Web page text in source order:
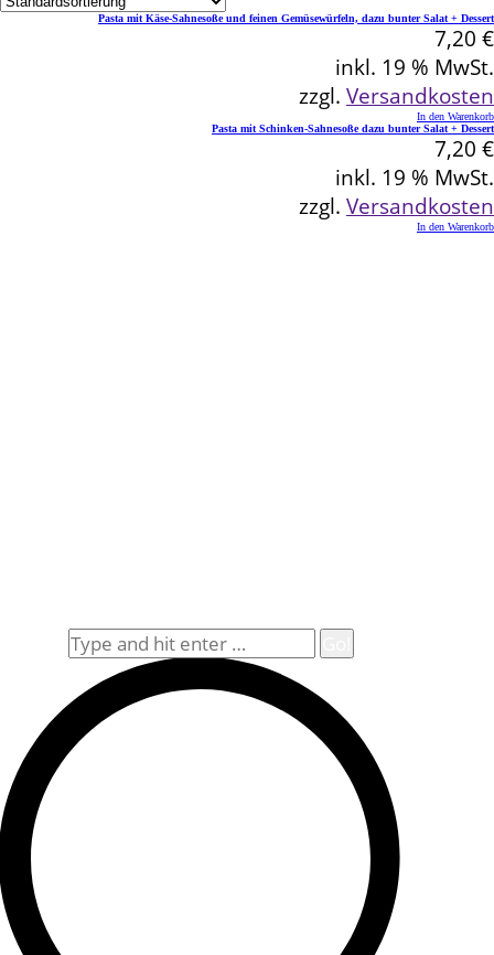
Pasta mit Käse-Sahnesoße und feinen Gemüsewürfeln, dazu bunter Salat + Dessert
7,20 €
inkl. 19 % MwSt.
zzgl. Versandkosten
In den Warenkorb
Pasta mit Schinken-Sahnesoße dazu bunter Salat + Dessert
7,20 €
inkl. 19 % MwSt.
zzgl. Versandkosten
In den Warenkorb